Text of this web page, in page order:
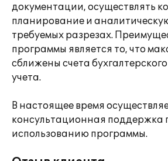
документации, осуществлять
планирование и
требуемых разрезах.
программы является то, что
сближены счета
учета.
В настоящее время
консультационная поддержка
использованию программы.